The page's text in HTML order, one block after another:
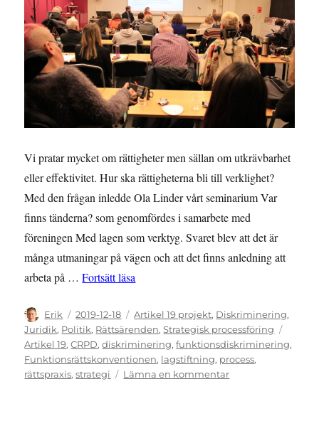
Vi pratar mycket om rättigheter men sällan om utkrävbarhet
eller effektivitet. Hur ska rättigheterna bli till verklighet?
Med den frågan inledde Ola Linder vårt seminarium Var
finns tänderna? som genomfördes i samarbete med
föreningen Med lagen som verktyg. Svaret blev att det är
många utmaningar på vägen och att det finns anledning att
arbeta på …Fortsätt läsa
Författare
Erik
Publicerat
den
2019-12-18 Kategorier
Artikel 19 projekt, Diskriminering,
Juridik, Politik, Rättsärenden,Strategisk processföring
Artikel 19,CRPD,diskriminering,funktionsdiskriminering,
Funktionsrättskonventionen, lagstiftning, process,
rättspraxis,strategi Lämna en kommentartill